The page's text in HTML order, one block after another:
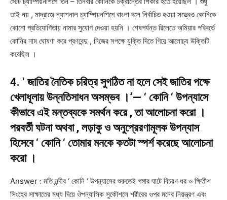
তাই নয় , মাদ্রাজে ন্যাশনাল চ্যাম্পিয়নশিপে বাংলা দলে নির্বাচিত হওয়া সত্ত্বেও কোনিকে
কোনো প্রতিযোগিতায় নামার সুযোগ দেওয়া হয়নি । শেষপর্যন্ত রিলেতে অমিয়ার পরিবর্তে
কোনির নাম ঘোষণা করে প্রণবেন্দু , নিজের সপক্ষে যুক্তি দিতে গিয়ে আলোচ্য উক্তিটি
করেছিল ।
4. ‘ জাতির নৈতিক চরিত্র সুগঠিত না হলে সেই জাতির পক্ষে
খেলাধূলায় উন্নতিসাধন অসম্ভব ।’— ‘ কোনি ‘ উপন্যাসে
কীভাবে এই মন্তব্যকে সমর্থন করে , তা আলোচনা করো ।
পরবর্তী ঘটনা অথবা , লড়াকু ও অনুপ্রেরণামূলক উপন্যাস
হিসেবে ‘ কোনি ‘ তোমার মনকে কতটা স্পর্শ করেছে আলোচনা
করো ।
Answer : মতি নন্দীর ‘ কোনি ‘ উপন্যাসের শুরুতেই গঙ্গার ঘাটে বিচরণ ধর ও ক্ষিতীশ
সিংহের সাক্ষাতের মধ্য দিয়ে ঔপন্যাসিক সুকৌশলে শরীরের ওপর মনের নিয়ন্ত্রণ এবং